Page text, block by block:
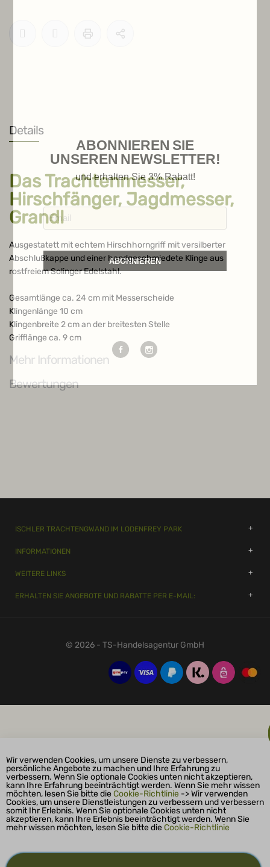
Details
Das Trachtenmesser,
Hirschfänger, Jagdmesser,
Grandl
Ausgestatett mit echtem Hirschhorngriff mit versilberter
Abschlußkappe und einer handgeschmiedete Klinge aus
rostfreiem Solinger Edelstahl.
Gesamtlänge ca. 24 cm mit Messerscheide
Klingenlänge 10 cm
Klingenbreite 2 cm an der breitesten Stelle
Grifflänge ca. 9 cm
Mehr Informationen
Bewertungen
ISCHLER TRACHTENGWAND IM LODENFREY PARK
INFORMATIONEN
WEITERE LINKS
ERHALTEN SIE ANGEBOTE UND RABATTE PER E-MAIL:
© 2026 - TS-Handelsagentur GmbH
ABONNIEREN SIE
UNSEREN NEWSLETTER!
und erhalten Sie 3% Rabatt!
ABONNIEREN
Weitere Möglichkeiten, in Verbindung
zu bleiben:
Wir verwenden Cookies, um unsere Dienste zu verbessern,
persönliche Angebote zu machen und Ihre Erfahrung zu
verbessern. Wenn Sie optionale Cookies unten nicht akzeptieren,
kann Ihre Erfahrung beeinträchtigt werden. Wenn Sie mehr wissen
möchten, lesen Sie bitte dieCookie-Richtlinie -> Wir verwenden
Cookies, um unsere Dienstleistungen zu verbessern und verbessern
somit Ihr Erlebnis. Wenn Sie optionale Cookies unten nicht
akzeptieren, kann Ihre Erlebnis beeinträchtigt werden. Wenn Sie
mehr wissen möchten, lesen Sie bitte dieCookie-Richtlinie